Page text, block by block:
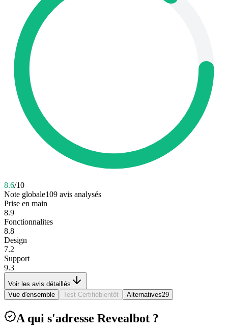
8.6/10
Note globale109 avis analysés
Prise en main
8.9
Fonctionnalites
8.8
Design
7.2
Support
9.3
Voir les avis détaillés
Vue d'ensemble
Test Certifiébientôt Alternatives29
A qui s'adresse Revealbot ?